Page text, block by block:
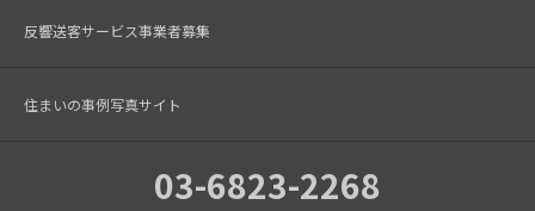
反響送客サービス事業者募集
住まいの事例写真サイト
03-6823-2268